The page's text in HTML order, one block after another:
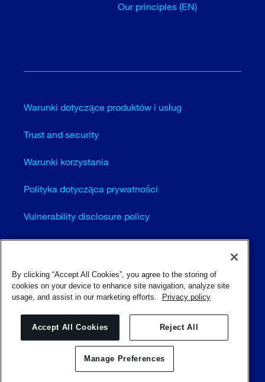
Our principles (EN)
Warunki dotyczące produktów i usług
Trust and security
Warunki korzystania
Polityka dotycząca prywatności
Vulnerability disclosure policy
Cookie settings (EN)
Sitemap
© Sulzer Ltd 1996 - 2025
By clicking “Accept All Cookies”, you agree to the storing of
cookies on your device to enhance site navigation, analyze site
usage, and assist in our marketing efforts.
Privacy policy
Accept All Cookies Reject All
Manage Preferences